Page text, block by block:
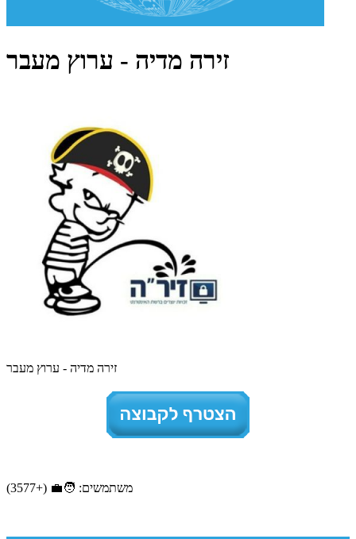
זירה מדיה - ערוץ מעבר
זירה מדיה - ערוץ מעבר
משתמשים: 🧑‍💼 (+3577)